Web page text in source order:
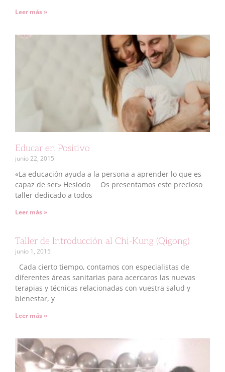
Leer más »
Educar en Positivo
junio 22, 2015
«La educación ayuda a la persona a aprender lo que es
capaz de ser» Hesíodo Os presentamos este precioso
taller dedicado a todos
Leer más »
Taller de Introducción al Chi-Kung (Qigong)
junio 1, 2015
Cada cierto tiempo, contamos con especialistas de
diferentes áreas sanitarias para acercaros las nuevas
terapias y técnicas relacionadas con vuestra salud y
bienestar, y
Leer más »